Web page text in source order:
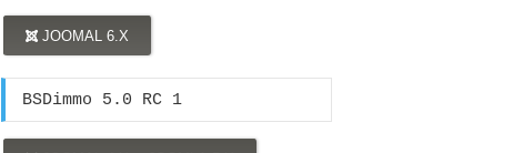
JOOMAL 6.X
BSDimmo 5.0 RC 1